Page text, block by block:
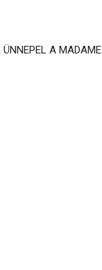
ÜNNEPEL A MADAME